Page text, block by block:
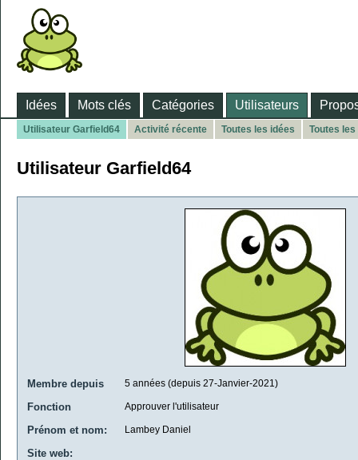
Idées Mots clés Catégories Utilisateurs
Utilisateur Garfield64 Activité récente Toutes les idées Toutes
Utilisateur Garfield64
Membre depuis 5 années (depuis 27-Janvier-2021)
Fonction Approuver l'utilisateur
Prénom et nom: Lambey Daniel
Site web: